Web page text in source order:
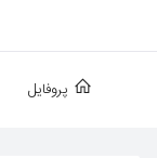
پروفایل